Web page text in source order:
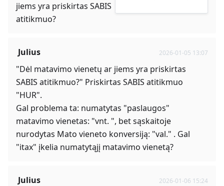
jiems yra priskirtas SABIS
atitikmuo?
Julius 2026-01-05 13:07
"Dėl matavimo vienetų ar jiems yra priskirtas
SABIS atitikmuo?" Priskirtas SABIS atitikmuo
"HUR".
Gal problema ta: numatytas "paslaugos"
matavimo vienetas: "vnt. ", bet sąskaitoje
nurodytas Mato vieneto konversiją: "val." . Gal
"itax" įkelia numatytąjį matavimo vienetą?
Julius 2026-01-06 15:24